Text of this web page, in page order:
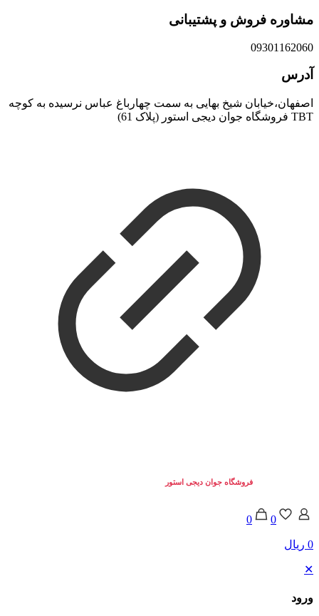
مشاوره فروش و پشتیبانی
09301162060
آدرس
اصفهان،خیابان شیخ بهایی به سمت چهارباغ عباس نرسیده به کوچه
TBT فروشگاه جوان دیجی استور (پلاک 61)
فروشگاه جوان دیجی استور
0
0
0 ریال
✕
ورود